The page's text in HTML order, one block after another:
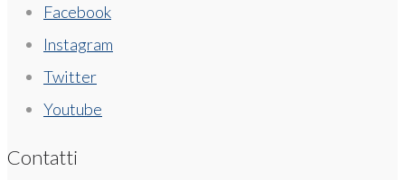
Facebook
Instagram
Twitter
Youtube
Contatti